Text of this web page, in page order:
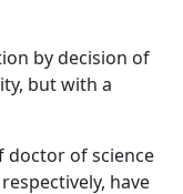
by decision of
but with a
doctor of science
have